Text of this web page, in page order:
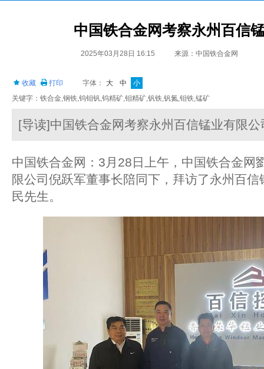
中国铁合金网考察永州百信
2025年03月28日 16:15 来源：中国铁合金网
收藏 打印 字体： 大 中
小
关键字：铁合金,钢铁,钨钼钒,钨精矿,钼精矿,钒铁,钒氮,钼铁,锰矿
[导读]中国铁合金网考察永州百信锰业有限公
中国铁合金网：3月28日上午，中国铁合金网
限公司倪跃军董事长陪同下，拜访了永州百
民先生。